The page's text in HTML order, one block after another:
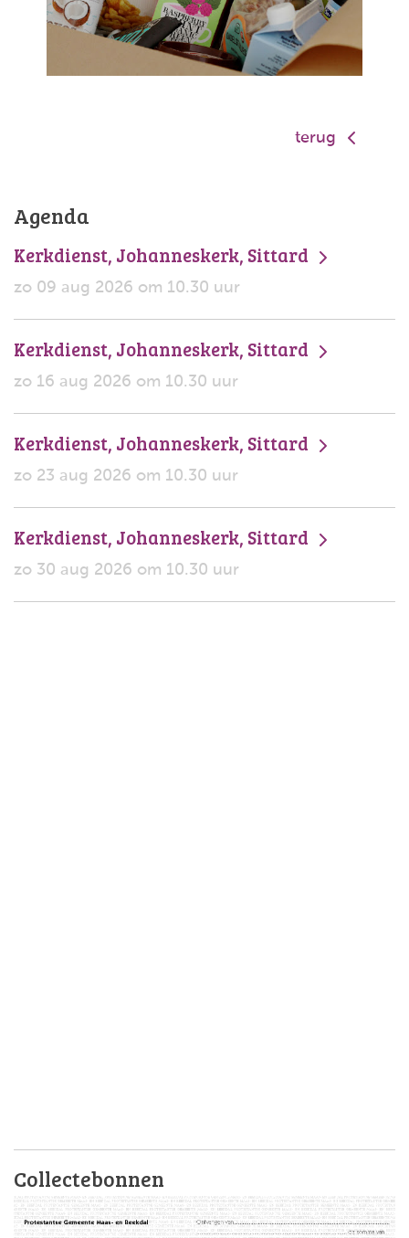
terug
Agenda
Kerkdienst, Johanneskerk, Sittard
zo 09 aug 2026 om 10.30 uur
Kerkdienst, Johanneskerk, Sittard
zo 16 aug 2026 om 10.30 uur
Kerkdienst, Johanneskerk, Sittard
zo 23 aug 2026 om 10.30 uur
Kerkdienst, Johanneskerk, Sittard
zo 30 aug 2026 om 10.30 uur
Collectebonnen